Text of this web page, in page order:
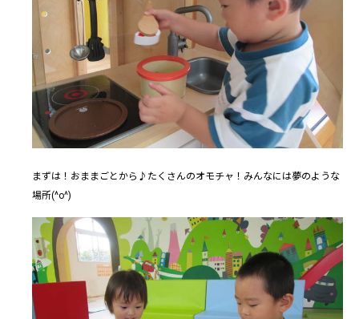
まずは！おままごとから♪たくさんのオモチャ！みんなには夢のような
場所(^o^)